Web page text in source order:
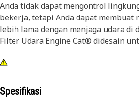
Anda tidak dapat mengontrol
bekerja, tetapi Anda dapat membuat
lebih lama dengan menjaga udara di
Filter Udara Engine Cat® didesain
standar ketat dan memberikan
engine Cat Anda.
Spesifikasi